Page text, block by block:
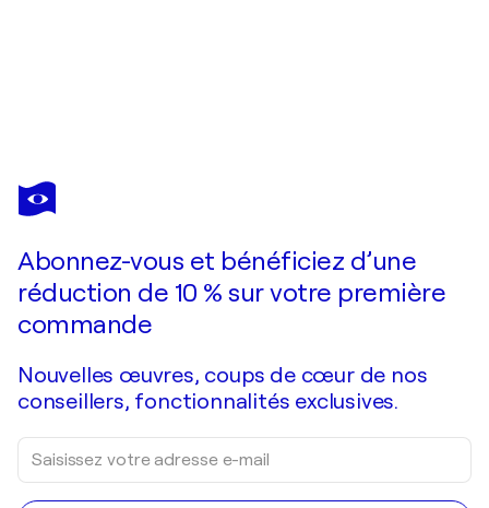
Abonnez-vous et bénéficiez d’une
réduction de 10 % sur votre première
commande
Nouvelles œuvres, coups de cœur de nos
conseillers, fonctionnalités exclusives.